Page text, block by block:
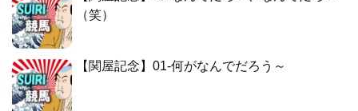
（笑）
【関屋記念】01-何がなんでだろう～